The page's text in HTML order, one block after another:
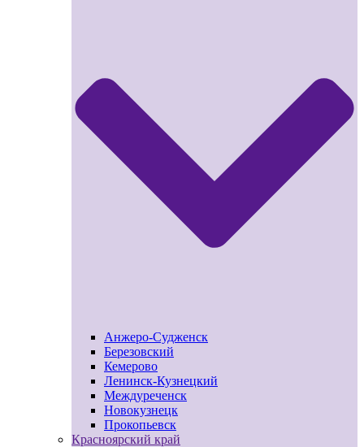
Анжеро-Судженск
Березовский
Кемерово
Ленинск-Кузнецкий
Междуреченск
Новокузнецк
Прокопьевск
Красноярский край